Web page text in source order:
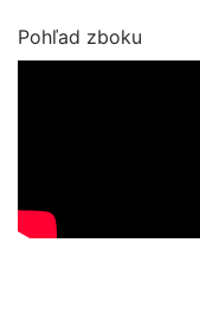
Pohľad zboku